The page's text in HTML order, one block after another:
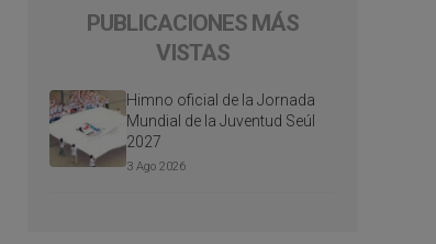
PUBLICACIONES MÁS
VISTAS
Himno oficial de la Jornada
Mundial de la Juventud Seúl
2027
3 Ago 2026